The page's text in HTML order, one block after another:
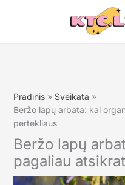
Pradinis
Sveikata
Beržo lapų arbata: kai
pertekliaus
Beržo lapų
pagaliau